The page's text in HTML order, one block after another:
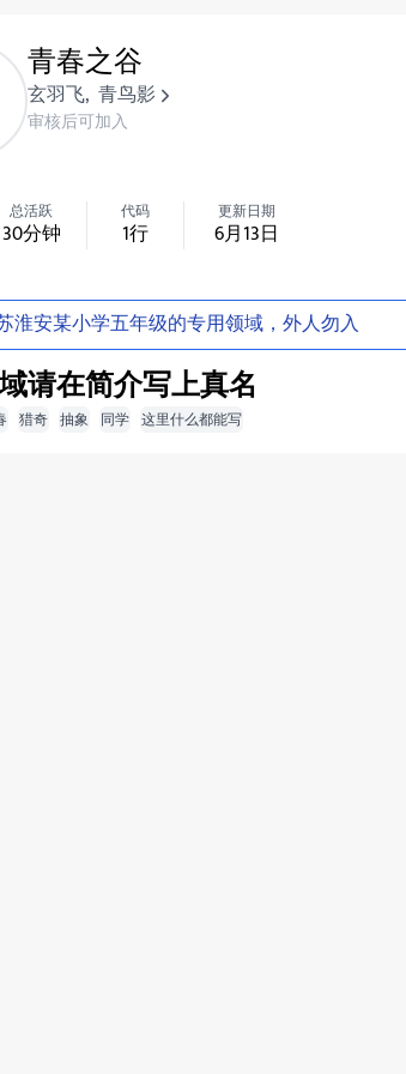
青春之谷
玄羽飞, 青鸟影
审核后可加入
总活跃
30分钟
代码
1行
更新日期
6月13日
淮安某小学五年级的专用领域，外人勿入
请在简介写上真名
猎奇 抽象 同学 这里什么都能写